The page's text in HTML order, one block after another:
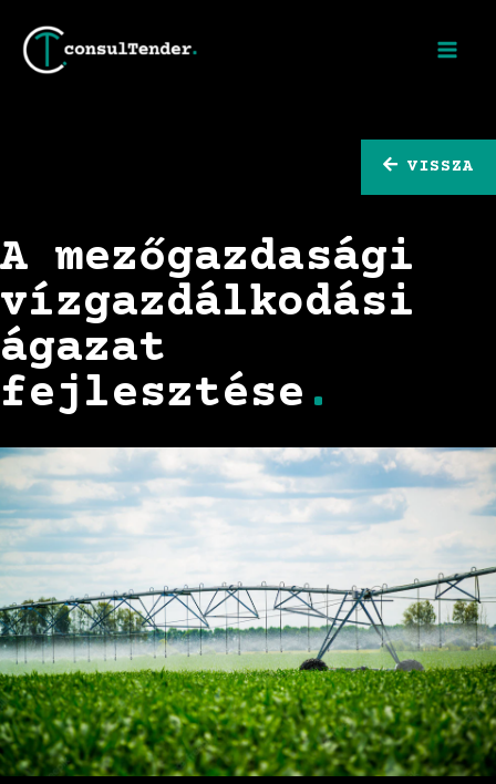
VISSZA
A mezőgazdasági
vízgazdálkodási
ágazat
fejlesztése .